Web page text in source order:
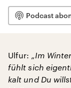
Podcast
Ulfur: „Im
fühlt sich
kalt und Du